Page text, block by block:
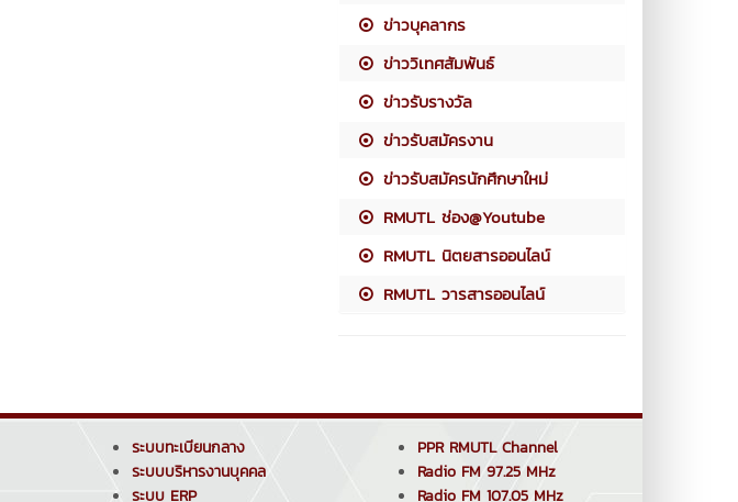
ข่าวบุคลากร
ข่าววิเทศสัมพันธ์
ข่าวรับรางวัล
ข่าวรับสมัครงาน
ข่าวรับสมัครนักศึกษาใหม่
RMUTL ช่อง@Youtube
RMUTL นิตยสารออนไลน์
RMUTL วารสารออนไลน์
ระบบทะเบียนกลาง
ระบบบริหารงานบุคคล
ระบบ ERP
PPR RMUTL Channel
Radio FM 97.25 MHz
Radio FM 107.05 MHz